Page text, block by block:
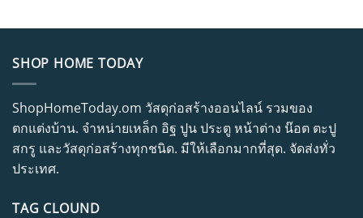
SHOP HOME TODAY
ShopHomeToday.om วัสดุก่อสร้างออนไลน์ รวมของ
ตกแต่งบ้าน. จำหน่ายเหล็ก อิฐ ปูน ประตู หน้าต่าง น๊อต ตะปู
สกรู และวัสดุก่อสร้างทุกชนิด. มีให้เลือกมากที่สุด. จัดส่งทั่ว
ประเทศ.
TAG CLOUND